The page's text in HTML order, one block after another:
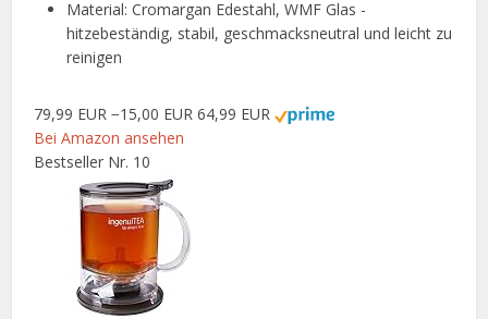
Material: Cromargan Edestahl, WMF Glas -
hitzebeständig, stabil, geschmacksneutral und leicht zu
reinigen
79,99 EUR −15,00 EUR 64,99 EUR
Bei Amazon ansehen
Bestseller Nr. 10